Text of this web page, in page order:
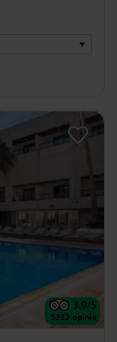
3.9/5
5322 opinie